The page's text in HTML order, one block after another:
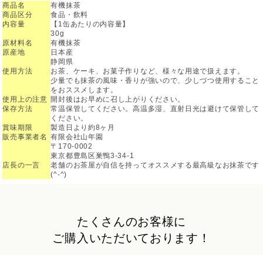
商品名
有機抹茶
商品区分
食品・飲料
内容量
【1缶あたりの内容量】
30g
原材料名
有機抹茶
原産地
日本産
静岡県
使用方法
お茶、ケーキ、お菓子作りなど、様々な用途で扱えます。
少量でも抹茶の風味・香りが強いので、少しづつ使用すること
をおススメします。
使用上の注意 開封後はお早めに召し上がりください。
保存方法
常温保管してください。高温多湿、直射日光は避けて保管して
ください。
賞味期限
製造日より約8ヶ月
販売事業者名
有限会社山年園
〒170-0002
東京都豊島区巣鴨3-34-1
店長の一言
老舗のお茶屋が自信を持ってオススメする最高級なお抹茶です
(^-^)
たくさんのお客様に
ご購入いただいております！